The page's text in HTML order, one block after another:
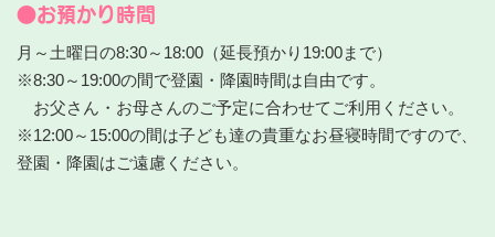
●お預かり時間
月～土曜日の8:30～18:00（延長預かり19:00まで）
※8:30～19:00の間で登園・降園時間は自由です。
お父さん・お母さんのご予定に合わせてご利用ください。
※12:00～15:00の間は子ども達の貴重なお昼寝時間ですので、
登園・降園はご遠慮ください。